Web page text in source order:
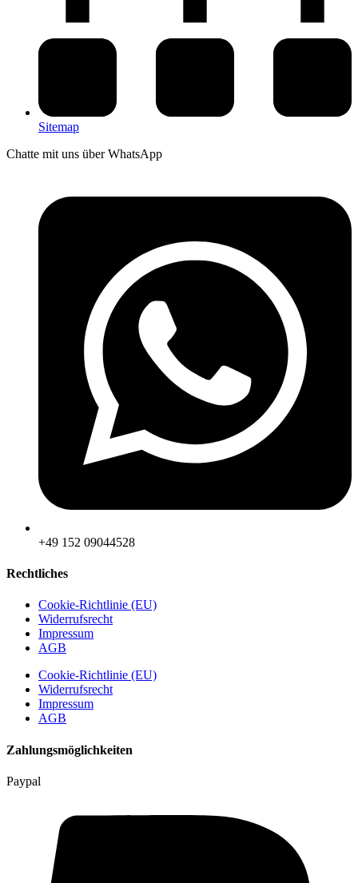
Sitemap
Chatte mit uns über WhatsApp
‪+49 152 09044528
Rechtliches
Cookie-Richtlinie (EU)
Widerrufsrecht
Impressum
AGB
Cookie-Richtlinie (EU)
Widerrufsrecht
Impressum
AGB
Zahlungsmöglichkeiten
Paypal